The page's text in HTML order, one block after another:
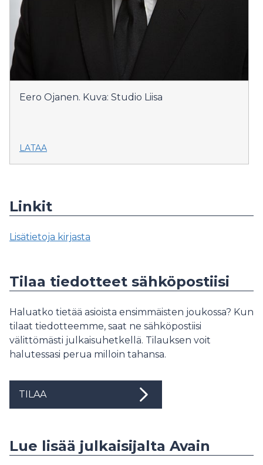
Eero Ojanen. Kuva: Studio Liisa
LATAA
Linkit
Lisätietoja kirjasta
Tilaa tiedotteet sähköpostiisi
Haluatko tietää asioista ensimmäisten joukossa? Kun
tilaat tiedotteemme, saat ne sähköpostiisi
välittömästi julkaisuhetkellä. Tilauksen voit
halutessasi perua milloin tahansa.
TILAA
Lue lisää julkaisijalta Avain